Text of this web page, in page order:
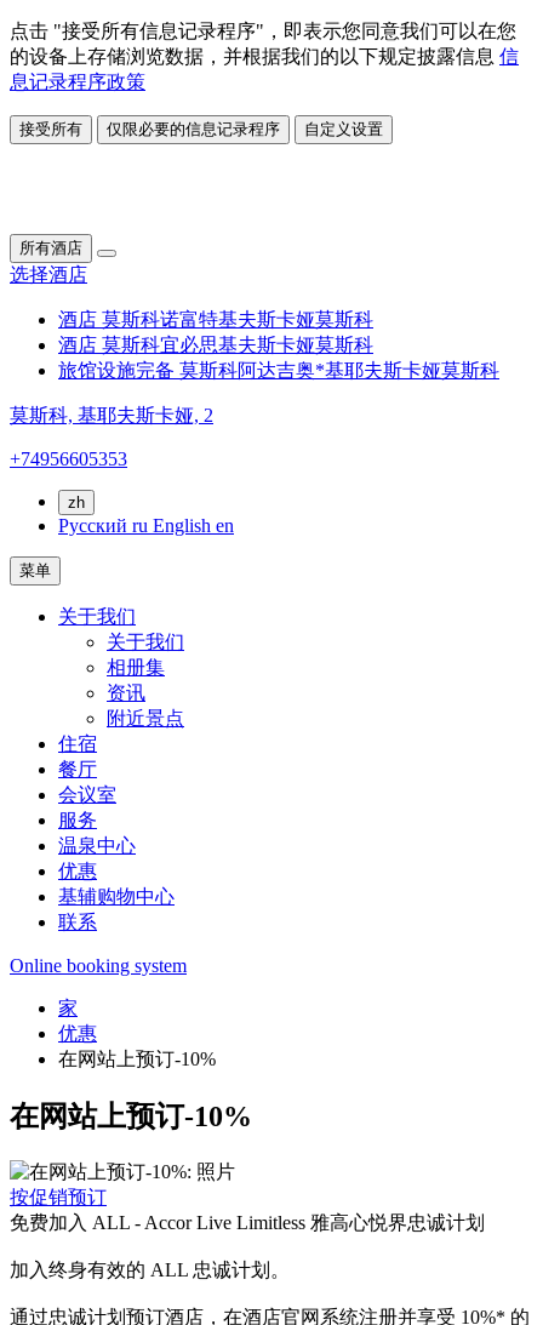
点击 "接受所有信息记录程序"，即表示您同意我们可以在您
的设备上存储浏览数据，并根据我们的以下规定披露信息 信
息记录程序政策
接受所有 仅限必要的信息记录程序 自定义设置
所有酒店
选择酒店
酒店 莫斯科诺富特基夫斯卡娅莫斯科
酒店 莫斯科宜必思基夫斯卡娅莫斯科
旅馆设施完备 莫斯科阿达吉奥*基耶夫斯卡娅莫斯科
莫斯科, 基耶夫斯卡娅, 2
+74956605353
zh
Русский ru English en
菜单
关于我们
关于我们
相册集
资讯
附近景点
住宿
餐厅
会议室
服务
温泉中心
优惠
基辅购物中心
联系
Online booking system
家
优惠
在网站上预订-10%
在网站上预订-10%
按促销预订
免费加入 ALL - Accor Live Limitless 雅高心悦界忠诚计划
加入终身有效的 ALL 忠诚计划。
通过忠诚计划预订酒店，在酒店官网系统注册并享受 10%* 的